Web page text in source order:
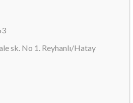
sk. No 1. Reyhanlı/Hatay